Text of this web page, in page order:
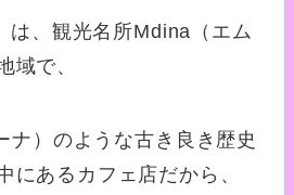
は、観光名所Mdina（エム
域で、
ナ）のような古き良き歴史
にあるカフェ店だから、